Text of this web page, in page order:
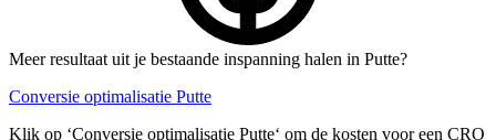
Meer resultaat uit je bestaande inspanning halen in Putte?
Conversie optimalisatie Putte
Klik op ‘Conversie optimalisatie Putte‘ om de kosten voor een CRO